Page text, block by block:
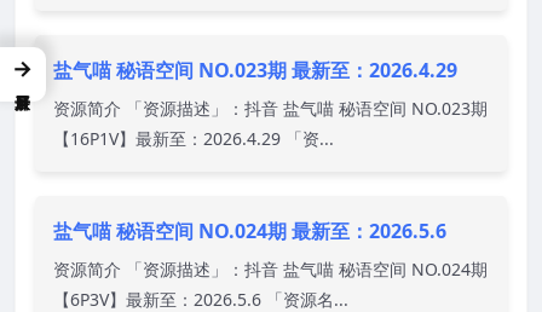
盐气喵 秘语空间 NO.023期 最新至：2026.4.29
资源简介 「资源描述」：抖音 盐气喵 秘语空间 NO.023期
【16P1V】最新至：2026.4.29 「资...
盐气喵 秘语空间 NO.024期 最新至：2026.5.6
资源简介 「资源描述」：抖音 盐气喵 秘语空间 NO.024期
【6P3V】最新至：2026.5.6 「资源名...
→